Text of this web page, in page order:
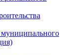
муниципального